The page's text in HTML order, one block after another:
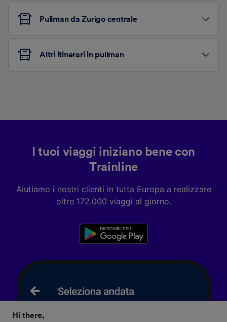
Pullman da Zurigo centrale
Altri itinerari in pullman
I tuoi viaggi iniziano bene con
Trainline
Aiutiamo i nostri clienti in tutta Europa a realizzare
oltre 172.000 viaggi al giorno.
Hi there,